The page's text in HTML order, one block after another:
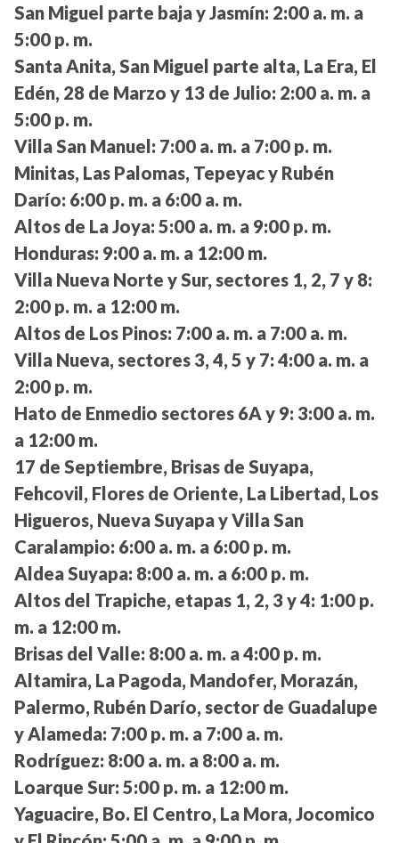
San Miguel parte baja y Jasmín: 2:00 a. m. a
5:00 p. m.
Santa Anita, San Miguel parte alta, La Era, El
Edén, 28 de Marzo y 13 de Julio: 2:00 a. m. a
5:00 p. m.
Villa San Manuel: 7:00 a. m. a 7:00 p. m.
Minitas, Las Palomas, Tepeyac y Rubén
Darío: 6:00 p. m. a 6:00 a. m.
Altos de La Joya: 5:00 a. m. a 9:00 p. m.
Honduras: 9:00 a. m. a 12:00 m.
Villa Nueva Norte y Sur, sectores 1, 2, 7 y 8:
2:00 p. m. a 12:00 m.
Altos de Los Pinos: 7:00 a. m. a 7:00 a. m.
Villa Nueva, sectores 3, 4, 5 y 7: 4:00 a. m. a
2:00 p. m.
Hato de Enmedio sectores 6A y 9: 3:00 a. m.
a 12:00 m.
17 de Septiembre, Brisas de Suyapa,
Fehcovil, Flores de Oriente, La Libertad, Los
Higueros, Nueva Suyapa y Villa San
Caralampio: 6:00 a. m. a 6:00 p. m.
Aldea Suyapa: 8:00 a. m. a 6:00 p. m.
Altos del Trapiche, etapas 1, 2, 3 y 4: 1:00 p.
m. a 12:00 m.
Brisas del Valle: 8:00 a. m. a 4:00 p. m.
Altamira, La Pagoda, Mandofer, Morazán,
Palermo, Rubén Darío, sector de Guadalupe
y Alameda: 7:00 p. m. a 7:00 a. m.
Rodríguez: 8:00 a. m. a 8:00 a. m.
Loarque Sur: 5:00 p. m. a 12:00 m.
Yaguacire, Bo. El Centro, La Mora, Jocomico